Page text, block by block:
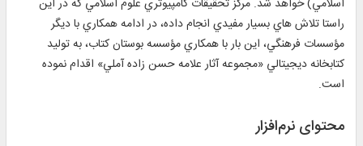
اسلامي) خواهد شد. مركز تحقيقات كامپيوتري علوم اسلامي كه در اين
راستا تلاش هاي بسيار مفيدي انجام داده، در ادامه همكاري با ديگر
مؤسسات فرهنگي، اين بار با همكاري مؤسسه بوستان كتاب، به توليد
كتابخانه ديجيتالي «مجموعه آثار علامه حسن ‌زاده آملي» اقدام نموده
است.
محتوای نرم‌افزار